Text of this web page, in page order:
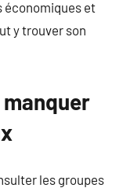
économiques et
y trouver son
les groupes